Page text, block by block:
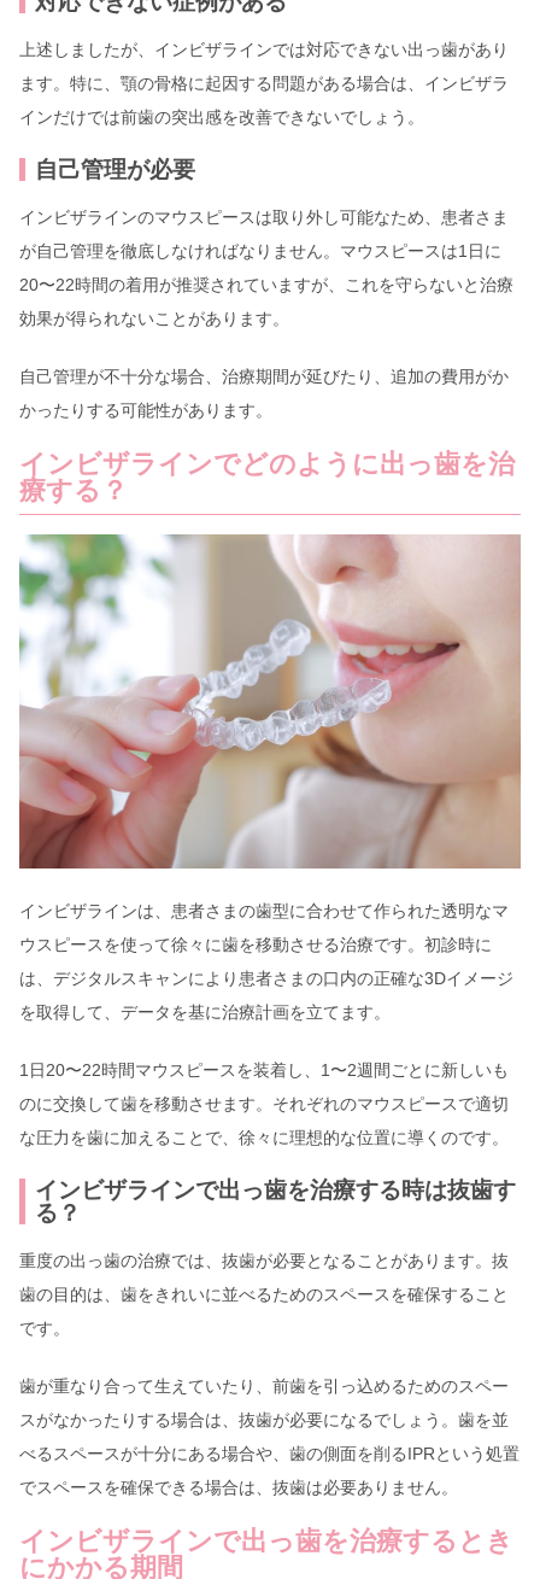
上述しましたが、インビザラインでは対応できない出っ歯があり
ます。特に、顎の骨格に起因する問題がある場合は、インビザラ
インだけでは前歯の突出感を改善できないでしょう。
自己管理が必要
インビザラインのマウスピースは取り外し可能なため、患者さま
が自己管理を徹底しなければなりません。マウスピースは1日に
20〜22時間の着用が推奨されていますが、これを守らないと治療
効果が得られないことがあります。
自己管理が不十分な場合、治療期間が延びたり、追加の費用がか
かったりする可能性があります。
インビザラインでどのように出っ歯を治
療する？
インビザラインは、患者さまの歯型に合わせて作られた透明なマ
ウスピースを使って徐々に歯を移動させる治療です。初診時に
は、デジタルスキャンにより患者さまの口内の正確な3Dイメージ
を取得して、データを基に治療計画を立てます。
1日20〜22時間マウスピースを装着し、1〜2週間ごとに新しいも
のに交換して歯を移動させます。それぞれのマウスピースで適切
な圧力を歯に加えることで、徐々に理想的な位置に導くのです。
インビザラインで出っ歯を治療する時は抜歯す
る？
重度の出っ歯の治療では、抜歯が必要となることがあります。抜
歯の目的は、歯をきれいに並べるためのスペースを確保すること
です。
歯が重なり合って生えていたり、前歯を引っ込めるためのスペー
スがなかったりする場合は、抜歯が必要になるでしょう。歯を並
べるスペースが十分にある場合や、歯の側面を削るIPRという処置
でスペースを確保できる場合は、抜歯は必要ありません。
インビザラインで出っ歯を治療するとき
にかかる期間